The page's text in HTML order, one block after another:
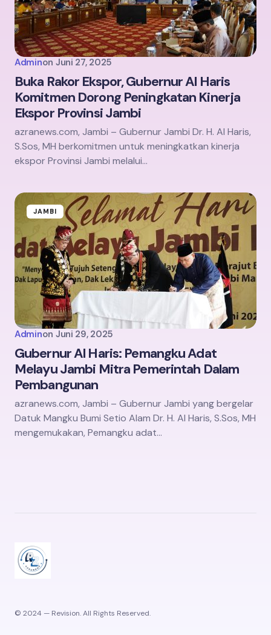
Adminon Juni 27, 2025
Buka Rakor Ekspor, Gubernur Al Haris
Komitmen Dorong Peningkatan Kinerja
Ekspor Provinsi Jambi
azranews.com, Jambi – Gubernur Jambi Dr. H. Al Haris,
S.Sos, MH berkomitmen untuk meningkatkan kinerja
ekspor Provinsi Jambi melalui…
JAMBI
Adminon Juni 29, 2025
Gubernur Al Haris: Pemangku Adat
Melayu Jambi Mitra Pemerintah Dalam
Pembangunan
azranews.com, Jambi – Gubernur Jambi yang bergelar
Datuk Mangku Bumi Setio Alam Dr. H. Al Haris, S.Sos, MH
mengemukakan, Pemangku adat…
© 2024 — Revision. All Rights Reserved.